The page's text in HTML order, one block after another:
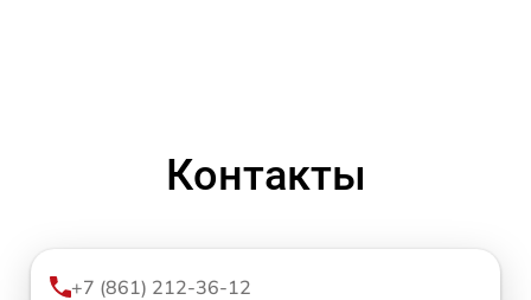
Контакты
+7 (861) 212-36-12